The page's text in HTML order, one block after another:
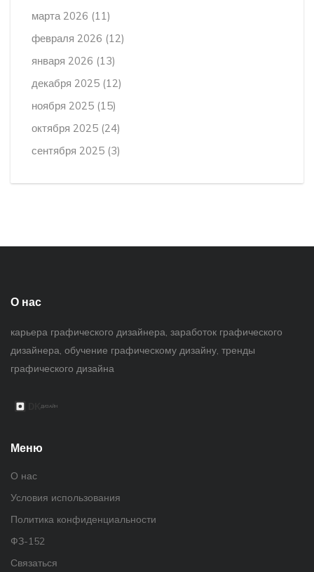
марта 2026 (11)
февраля 2026 (12)
января 2026 (13)
декабря 2025 (12)
ноября 2025 (15)
октября 2025 (24)
сентября 2025 (3)
О нас
карьера графического дизайнера, заработок графического
дизайнера, обучение графическому дизайну, тренды
графического дизайна
Меню
О нас
Условия использования
Политика конфиденциальности
ФЗ-152
Связаться